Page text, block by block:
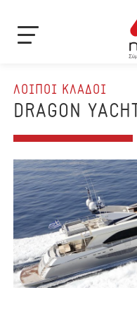
ΛΟΙΠΟΙ ΚΛΑΔΟΙ
DRAGON YACHT